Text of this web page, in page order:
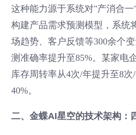
这种能力源于系统对"产消合
构建产品需求预测模型，系统
场趋势、客户反馈等300余个
测准确率提升至85%。某家电
库存周转率从4次/年提升至8
40%。
二、金蝶AI星空的技术架构：